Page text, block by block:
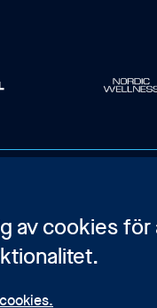
av cookies